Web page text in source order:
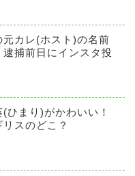
元カレ(ホスト)の名前
逮捕前日にインスタ投
ひまり)がかわいい！
スのどこ？